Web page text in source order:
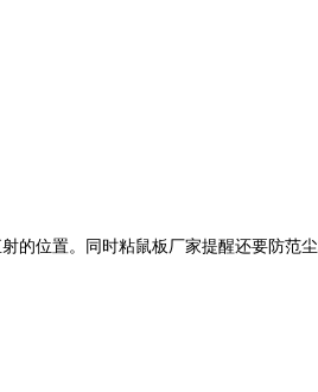
位置。同时粘鼠板厂家提醒还要防范